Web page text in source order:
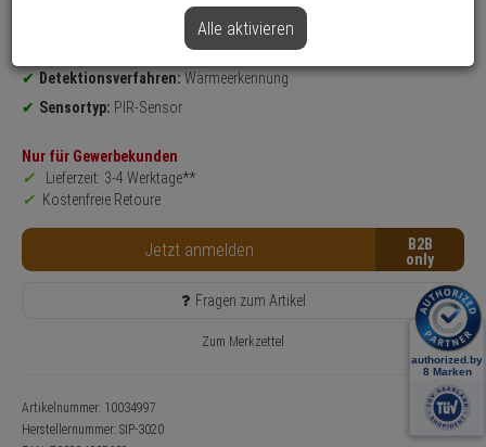
Außenbereich
30 x 20 mm
Detektionsverfahren:Wärmeerkennung
Sensortyp: PIR-Sensor
Nur für Gewerbekunden
Lieferzeit: 3-4 Werktage**
Kostenfreie Retoure
Jetzt anmelden B2B
Fragen zum Artikel
Zum Merkzettel
Artikelnummer: 10034997
Herstellernummer: SIP-3020
Alle aktivieren